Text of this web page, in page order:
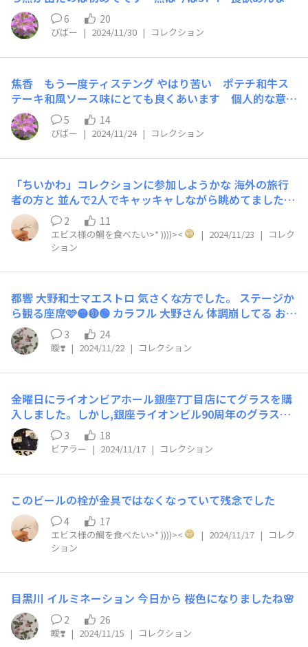
ない 写真を撮ってからご飯を食べると 食欲が増すそう
です
6 20
びばー | 2024/11/30 | コレクション
焦香 もう一度ティステング やはり苦い ポテチ和牛ス
テーキ和風ソース味にとても良くあいます 個人的な意見
です 胃腸薬を飲んだ後味ではありません 苦みはホップの
美味しさとありますが 蕗の薹か うどをゆがいておひた
しにしたような苦みでしょうか なかなか飲みレポ難しい
ですね😓
5 14
びばー | 2024/11/24 | コレクション
「ちいかわ」コレクションに参加しようかな 海外の旅行
者の方と 並んで2人でキャッキャしながら眺めてました笑
カワイイは世界共通
2 11
エビス様の鯛を食べたい>* ))))>< | 2024/11/23 | コレク
ション
都響 大野和士マエストロ 気さくな方でした。 ステージか
ら観る座席🩷🟡🔴🟢 カラフル 大野さん 体調崩してる お大
事に 復活待ってます
3 24
瞹❣️ | 2024/11/22 | コレクション
金曜日にライオンビアホール銀座7丁目店にてグラスを購
入しました。しかし,銀座ライオンビル90周年のグラスは,
勿体なくて使えないかも…店舗&期間限定なので…。
3 18
ビアラー | 2024/11/17 | コレクション
このビールの栓が金具ではなくなっていて残念でした
4 17
エビス様の鯛を食べたい>* ))))>< | 2024/11/17 | コレク
ション
目黒川 イルミネーション 今日から 桜色になりましたね🌸
2 26
瞹❣️ | 2024/11/15 | コレクション